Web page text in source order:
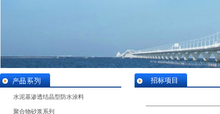
水泥基渗透结晶型防水涂料
聚合物砂浆系列
招标项目